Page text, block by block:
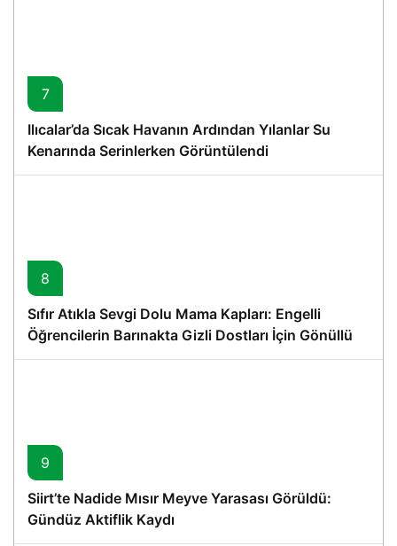
7
Ilıcalar’da Sıcak Havanın Ardından Yılanlar Su
Kenarında Serinlerken Görüntülendi
8
Sıfır Atıkla Sevgi Dolu Mama Kapları: Engelli
Öğrencilerin Barınakta Gizli Dostları İçin Gönüllü
Proje
9
Siirt’te Nadide Mısır Meyve Yarasası Görüldü:
Gündüz Aktiflik Kaydı